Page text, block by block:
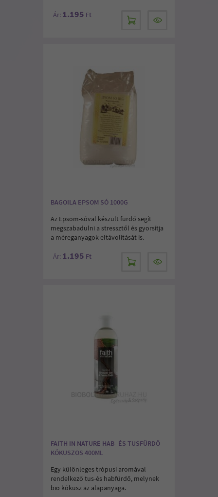
Ár: 1.195 Ft
BAGOILA EPSOM SÓ 1000G
Az Epsom-sóval készült fürdő segít
megszabadulni a stressztől és gyorsítja
a méreganyagok eltávolítását is.
Ár: 1.195 Ft
FAITH IN NATURE HAB- ÉS TUSFÜRDŐ
KÓKUSZOS 400ML
Egy különleges trópusi aromával
rendelkező tus-és habfürdő, melynek
bio kókusz az alapanyaga.